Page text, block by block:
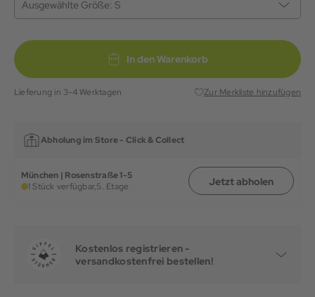
Ausgewählte Größe: S
In den Warenkorb
Lieferung in 3-4 Werktagen Zur Merkliste hinzufügen
Abholung im Store - Click & Collect
München | Rosenstraße 1-5
1 Stück verfügbar,5. Etage Jetzt abholen
Kostenlos registrieren -
versandkostenfrei bestellen!